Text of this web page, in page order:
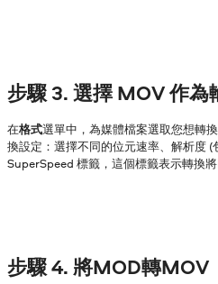
步驟 3. 選擇 MOV 作為
在格式選單中，為媒體檔案選取您想轉
換設定：選擇不同的位元速率、解析度
SuperSpeed 標籤，這個標籤表示轉換
步驟 4. 將MOD轉MOV